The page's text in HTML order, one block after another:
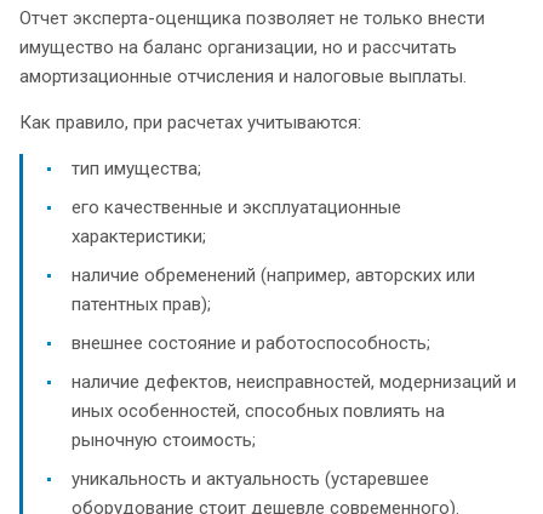
Отчет эксперта-оценщика позволяет не только внести
имущество на баланс организации, но и рассчитать
амортизационные отчисления и налоговые выплаты.
Как правило, при расчетах учитываются:
тип имущества;
его качественные и эксплуатационные
характеристики;
наличие обременений (например, авторских или
патентных прав);
внешнее состояние и работоспособность;
наличие дефектов, неисправностей, модернизаций и
иных особенностей, способных повлиять на
рыночную стоимость;
уникальность и актуальность (устаревшее
оборудование стоит дешевле современного).